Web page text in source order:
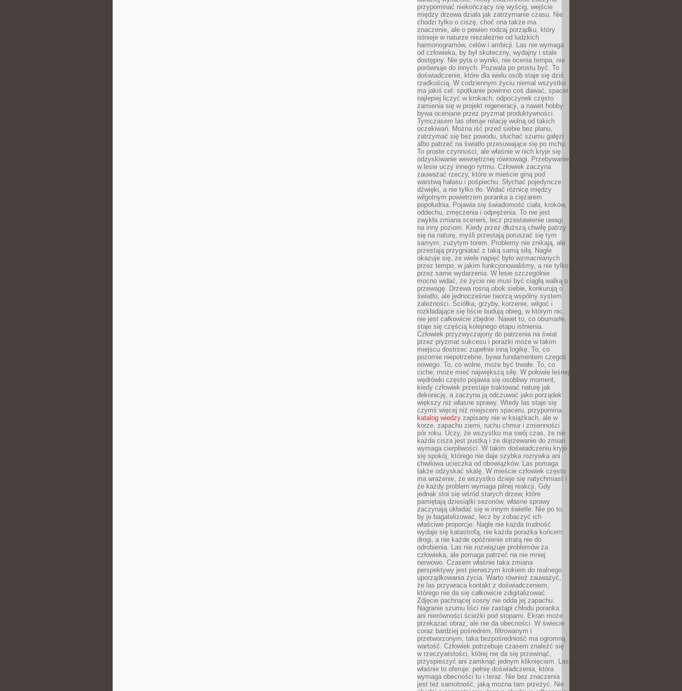
przypominać niekończący się wyścig, wejście
między drzewa działa jak zatrzymanie czasu. Nie
chodzi tylko o ciszę, choć ona także ma
znaczenie, ale o pewien rodzaj porządku, który
istnieje w naturze niezależnie od ludzkich
harmonogramów, celów i ambicji. Las nie wymaga
od człowieka, by był skuteczny, wydajny i stale
dostępny. Nie pyta o wyniki, nie ocenia tempa, nie
porównuje do innych. Pozwala po prostu być. To
doświadczenie, które dla wielu osób staje się dziś
rzadkością. W codziennym życiu niemal wszystko
ma jakiś cel: spotkanie powinno coś dawać, spacer
najlepiej liczyć w krokach, odpoczynek często
zamienia się w projekt regeneracji, a nawet hobby
bywa oceniane przez pryzmat produktywności.
Tymczasem las oferuje relację wolną od takich
oczekiwań. Można iść przed siebie bez planu,
zatrzymać się bez powodu, słuchać szumu gałęzi
albo patrzeć na światło przesuwające się po mchu.
To proste czynności, ale właśnie w nich kryje się
odzyskiwanie wewnętrznej równowagi. Przebywanie
w lesie uczy innego rytmu. Człowiek zaczyna
zauważać rzeczy, które w mieście giną pod
warstwą hałasu i pośpiechu. Słychać pojedyncze
dźwięki, a nie tylko tło. Widać różnicę między
wilgotnym powietrzem poranka a ciężarem
popołudnia. Pojawia się świadomość ciała, kroków,
oddechu, zmęczenia i odprężenia. To nie jest
zwykła zmiana scenerii, lecz przestawienie uwagi
na inny poziom. Kiedy przez dłuższą chwilę patrzy
się na naturę, myśli przestają poruszać się tym
samym, zużytym torem. Problemy nie znikają, ale
przestają przygniatać z taką samą siłą. Nagle
okazuje się, że wiele napięć było wzmacnianych
przez tempo, w jakim funkcjonowaliśmy, a nie tylko
przez same wydarzenia. W lesie szczególnie
mocno widać, że życie nie musi być ciągłą walką o
przewagę. Drzewa rosną obok siebie, konkurują o
światło, ale jednocześnie tworzą wspólny system
zależności. Ściółka, grzyby, korzenie, wilgoć i
rozkładające się liście budują obieg, w którym nic
nie jest całkowicie zbędne. Nawet to, co obumarłe,
staje się częścią kolejnego etapu istnienia.
Człowiek przyzwyczajony do patrzenia na świat
przez pryzmat sukcesu i porażki może w takim
miejscu dostrzec zupełnie inną logikę. To, co
pozornie niepotrzebne, bywa fundamentem czegoś
nowego. To, co wolne, może być trwałe. To, co
ciche, może mieć największą siłę. W połowie leśnej
wędrówki często pojawia się osobliwy moment,
kiedy człowiek przestaje traktować naturę jak
dekorację, a zaczyna ją odczuwać jako porządek
większy niż własne sprawy. Wtedy las staje się
czymś więcej niż miejscem spaceru, przypomina
katalog wiedzy zapisany nie w książkach, ale w
korze, zapachu ziemi, ruchu chmur i zmienności
pór roku. Uczy, że wszystko ma swój czas, że nie
każda cisza jest pustką i że dojrzewanie do zmian
wymaga cierpliwości. W takim doświadczeniu kryje
się spokój, którego nie daje szybka rozrywka ani
chwilowa ucieczka od obowiązków. Las pomaga
także odzyskać skalę. W mieście człowiek często
ma wrażenie, że wszystko dzieje się natychmiast i
że każdy problem wymaga pilnej reakcji. Gdy
jednak stoi się wśród starych drzew, które
pamiętają dziesiątki sezonów, własne sprawy
zaczynają układać się w innym świetle. Nie po to,
by je bagatelizować, lecz by zobaczyć ich
właściwe proporcje. Nagle nie każda trudność
wydaje się katastrofą, nie każda porażka końcem
drogi, a nie każde opóźnienie stratą nie do
odrobienia. Las nie rozwiązuje problemów za
człowieka, ale pomaga patrzeć na nie mniej
nerwowo. Czasem właśnie taka zmiana
perspektywy jest pierwszym krokiem do realnego
uporządkowania życia. Warto również zauważyć,
że las przywraca kontakt z doświadczeniem,
którego nie da się całkowicie zdigitalizować.
Zdjęcie pachnącej sosny nie odda jej zapachu.
Nagranie szumu liści nie zastąpi chłodu poranka
ani nierówności ścieżki pod stopami. Ekran może
przekazać obraz, ale nie da obecności. W świecie
coraz bardziej pośrednim, filtrowanym i
przetworzonym, taka bezpośredniość ma ogromną
wartość. Człowiek potrzebuje czasem znaleźć się
w rzeczywistości, której nie da się przewinąć,
przyspieszyć ani zamknąć jednym kliknięciem. Las
właśnie to oferuje: pełnię doświadczenia, która
wymaga obecności tu i teraz. Nie bez znaczenia
jest też samotność, jaką można tam przeżyć. Nie